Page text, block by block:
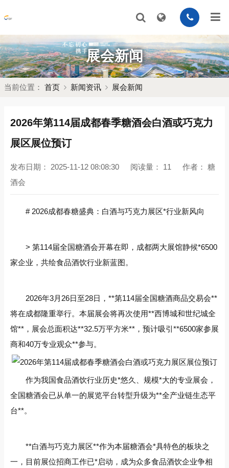
展会新闻
当前位置： 首页 新闻资讯 展会新闻
2026年第114届成都春季糖酒会白酒或巧克力
展区展位预订
发布日期： 2025-11-12 08:08:30 阅读量： 11 作者： 糖
酒会
# 2026成都春糖盛典：白酒与巧克力展区*行业新风向
> 第114届全国糖酒会开幕在即，成都两大展馆静候*6500
家企业，共绘食品酒饮行业新蓝图。
2026年3月26日至28日，**第114届全国糖酒商品交易会**
将在成都隆重举行。本届展会将再次使用**西博城和世纪城全
馆**，展会总面积达**32.5万平方米**，预计吸引**6500家参展
商和40万专业观众**参与。
作为我国食品酒饮行业历史*悠久、规模*大的专业展会，
全国糖酒会已从单一的展览平台转型升级为**全产业链生态平
台**。
**白酒与巧克力展区**作为本届糖酒会*具特色的板块之
一，目前展位招商工作已*启动，成为众多食品酒饮企业争相